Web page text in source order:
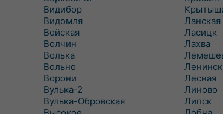
Видибор
Видомля
Войская
Волчин
Волька
Вольно
Ворони
Вулька-2
Вулька-Обровская
Ланская
Ласицк
Лахва
Лесная
Линово
Липск